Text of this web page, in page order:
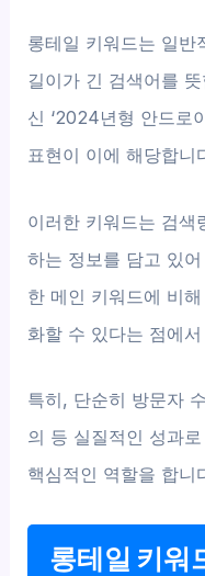
롱테일 키워드는 일반
길이가 긴 검색어를
신 ‘2024년형 안드로
표현이 이에 해당합니
이러한 키워드는 검색
하는 정보를 담고 있
한 메인 키워드에 비
화할 수 있다는 점에
특히, 단순히 방문자
의 등 실질적인 성과
핵심적인 역할을 합니
롱테일 키워